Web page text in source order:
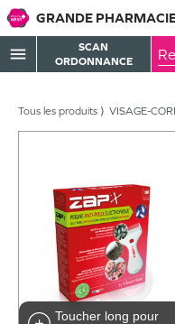
GRANDE
menu
SCAN
ORDONNANCE
Tous les produits VISAGE-
Toucher long pour